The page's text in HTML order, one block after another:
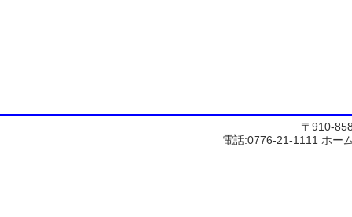
〒910-
電話:0776-21-1111 ホー